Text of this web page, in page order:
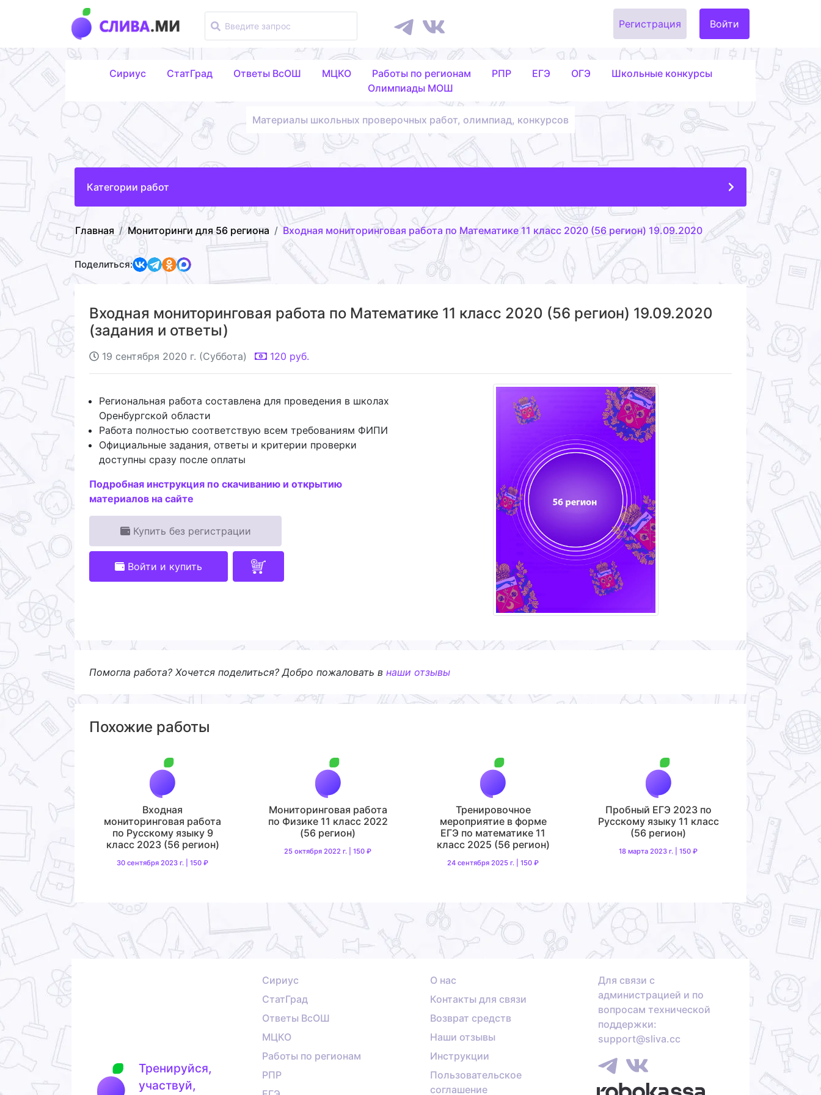
Регистрация Войти
Сириус СтатГрад Ответы ВсОШ МЦКО Работы по регионам РПР ЕГЭ ОГЭ
Школьные конкурсы
Олимпиады МОШ
Материалы школьных проверочных работ, олимпиад, конкурсов
Категории работ
Главная Мониторинги для 56 региона Входная мониторинговая работа по Математике 11 класс 2020 (56 регион) 19.09.2020
Поделиться:
Входная мониторинговая работа по Математике 11 класс 2020 (56 регион) 19.09.2020
(задания и ответы)
19 сентября 2020 г. (Суббота) 120 руб.
Региональная работа составлена для проведения в школах
Оренбургской области
Работа полностью соответствую всем требованиям ФИПИ
Официальные задания, ответы и критерии проверки
доступны сразу после оплаты
Подробная инструкция по скачиванию и открытию
материалов на сайте
Купить без регистрации
Войти и купить
Помогла работа? Хочется поделиться? Добро пожаловать в наши отзывы
Похожие работы
Входная
мониторинговая работа
по Русскому языку 9
класс 2023 (56 регион)
30 сентября 2023 г. | 150 ₽
Мониторинговая работа
по Физике 11 класс 2022
(56 регион)
25 октября 2022 г. | 150 ₽
Тренировочное
мероприятие в форме
ЕГЭ по математике 11
класс 2025 (56 регион)
24 сентября 2025 г. | 150 ₽
Пробный ЕГЭ 2023 по
Русскому языку 11 класс
(56 регион)
18 марта 2023 г. | 150 ₽
Тренируйся,
участвуй,
Сириус
СтатГрад
Ответы ВсОШ
МЦКО
Работы по регионам
РПР
О нас
Контакты для связи
Возврат средств
Наши отзывы
Инструкции
Пользовательское
соглашение
Для связи с
администрацией и по
вопросам технической
поддержки:
support@sliva.cc